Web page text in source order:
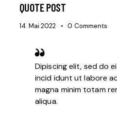
QUOTE POST
14. Mai 2022 0 Comments
Dipiscing elit, sed do
incid idunt ut labore
magna minim totam
aliqua.